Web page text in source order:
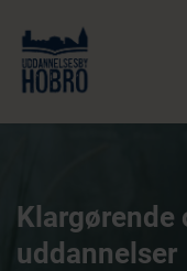
Klargørende
uddannelser